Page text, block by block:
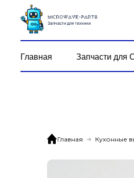
Главная Запчасти для
Главная Кухонные